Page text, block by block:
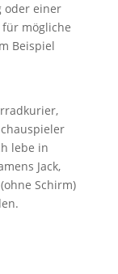
oder einer
für mögliche
Beispiel
lebe in
Jack,
Schirm)